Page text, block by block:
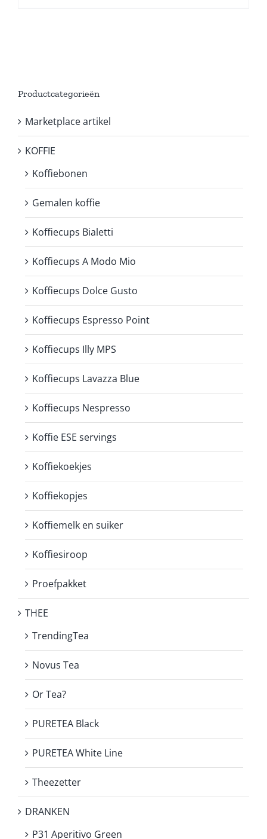
Productcategorieën
Marketplace artikel
KOFFIE
Koffiebonen
Gemalen koffie
Koffiecups Bialetti
Koffiecups A Modo Mio
Koffiecups Dolce Gusto
Koffiecups Espresso Point
Koffiecups Illy MPS
Koffiecups Lavazza Blue
Koffiecups Nespresso
Koffie ESE servings
Koffiekoekjes
Koffiekopjes
Koffiemelk en suiker
Koffiesiroop
Proefpakket
THEE
TrendingTea
Novus Tea
Or Tea?
PURETEA Black
PURETEA White Line
Theezetter
DRANKEN
P31 Aperitivo Green